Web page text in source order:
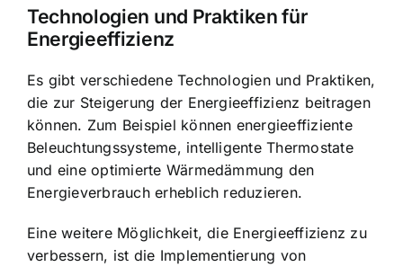
Technologien und Praktiken für
Energieeffizienz
Es gibt verschiedene Technologien und Praktiken,
die zur Steigerung der Energieeffizienz beitragen
können. Zum Beispiel können energieeffiziente
Beleuchtungssysteme, intelligente Thermostate
und eine optimierte Wärmedämmung den
Energieverbrauch erheblich reduzieren.
Eine weitere Möglichkeit, die Energieeffizienz zu
verbessern, ist die Implementierung von